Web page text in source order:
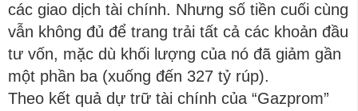
các giao dịch tài chính. Nhưng số tiền cuối cùng
vẫn không đủ để trang trải tất cả các khoản đầu
tư vốn, mặc dù khối lượng của nó đã giảm gần
một phần ba (xuống đến 327 tỷ rúp).
Theo kết quả dự trữ tài chính của “Gazprom”